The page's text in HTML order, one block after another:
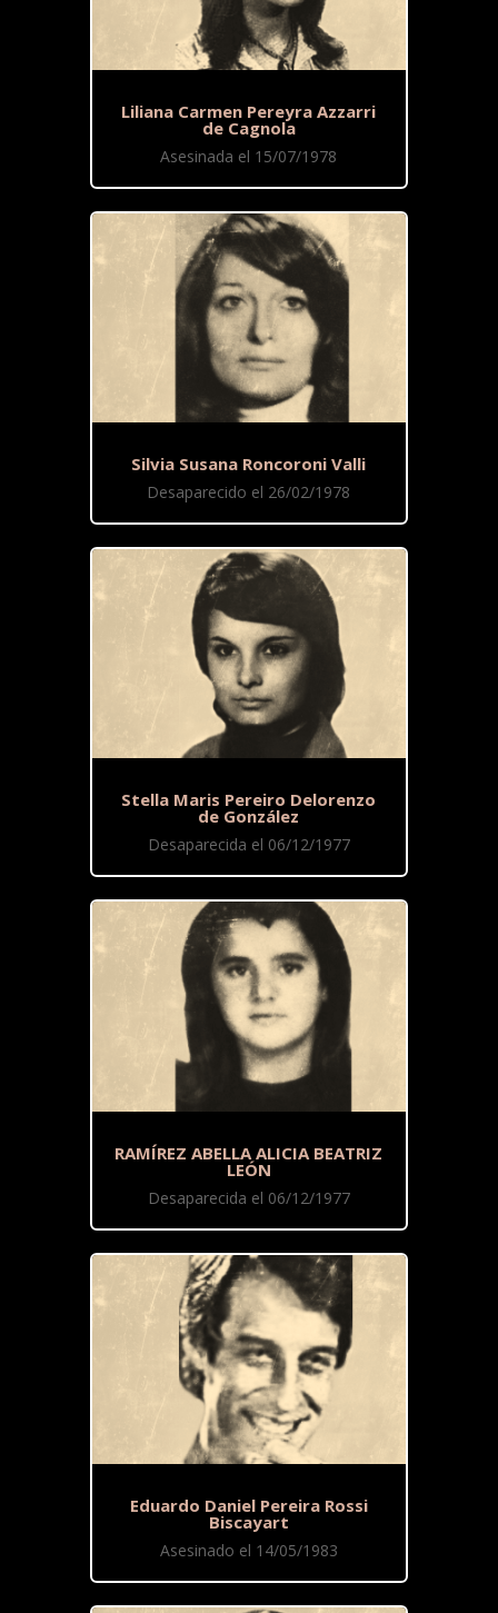
Liliana Carmen Pereyra Azzarri
de Cagnola
Asesinada el 15/07/1978
Silvia Susana Roncoroni Valli
Desaparecido el 26/02/1978
Stella Maris Pereiro Delorenzo
de González
Desaparecida el 06/12/1977
RAMÍREZ ABELLA ALICIA BEATRIZ
LEÓN
Desaparecida el 06/12/1977
Eduardo Daniel Pereira Rossi
Biscayart
Asesinado el 14/05/1983